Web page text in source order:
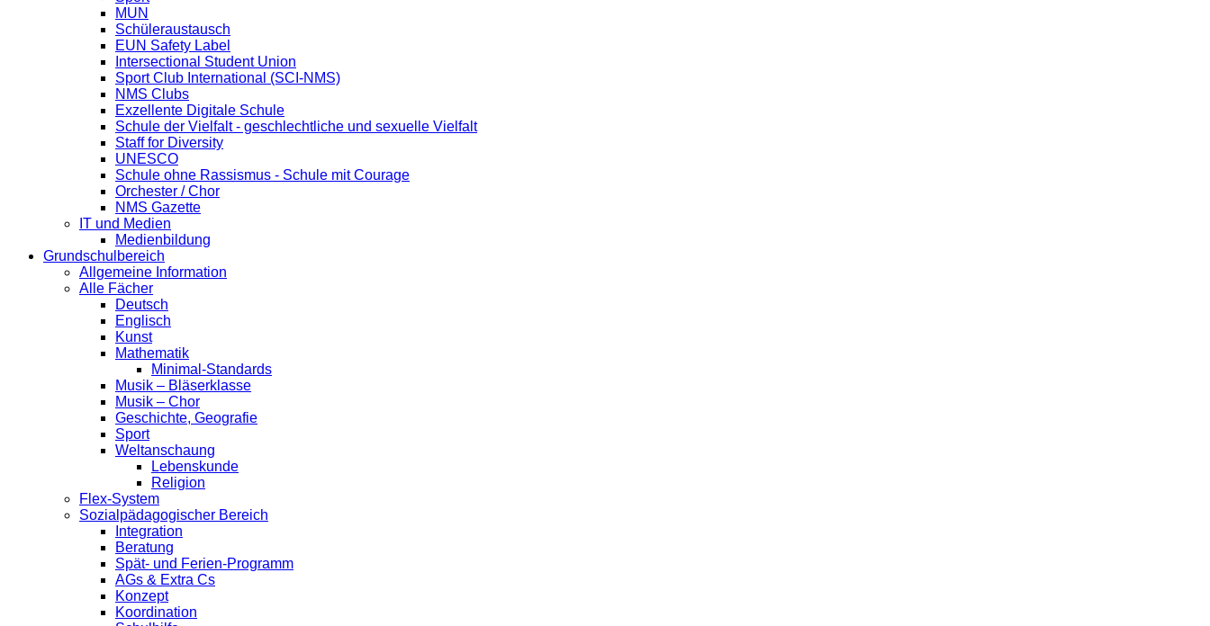
MUN
Schüleraustausch
EUN Safety Label
Intersectional Student Union
Sport Club International (SCI-NMS)
NMS Clubs
Exzellente Digitale Schule
Schule der Vielfalt - geschlechtliche und sexuelle Vielfalt
Staff for Diversity
UNESCO
Schule ohne Rassismus - Schule mit Courage
Orchester / Chor
NMS Gazette
IT und Medien
Medienbildung
Grundschulbereich
Allgemeine Information
Alle Fächer
Deutsch
Englisch
Kunst
Mathematik
Minimal-Standards
Musik – Bläserklasse
Musik – Chor
Geschichte, Geografie
Sport
Weltanschaung
Lebenskunde
Religion
Flex-System
Sozialpädagogischer Bereich
Integration
Beratung
Spät- und Ferien-Programm
AGs & Extra Cs
Konzept
Koordination